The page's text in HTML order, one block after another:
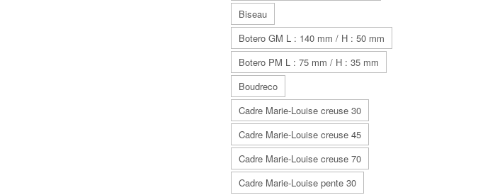
Biseau
Botero GM L : 140 mm / H : 50 mm
Botero PM L : 75 mm / H : 35 mm
Boudreco
Cadre Marie-Louise creuse 30
Cadre Marie-Louise creuse 45
Cadre Marie-Louise creuse 70
Cadre Marie-Louise pente 30